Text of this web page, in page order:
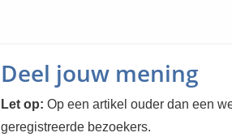
Deel jouw mening
Let op: Op een artikel ouder dan een
geregistreerde bezoekers.